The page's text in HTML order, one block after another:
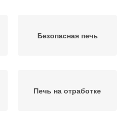
Безопасная печь
Печь на отработке